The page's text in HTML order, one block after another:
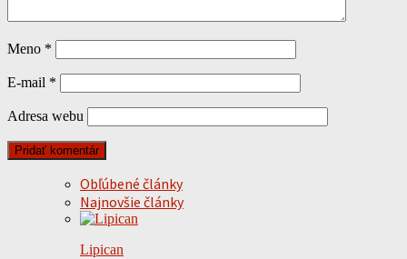
Meno *
E-mail *
Adresa webu
Obľúbené články
Najnovšie články
Lipican